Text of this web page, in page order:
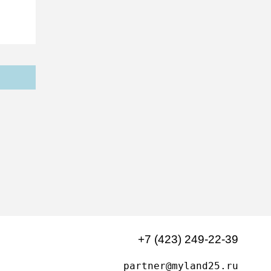
+7 (423) 249-22-39
partner@myland25.ru